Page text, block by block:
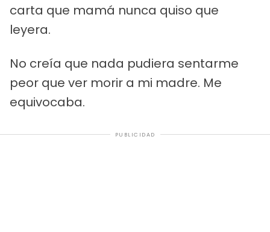
carta que mamá nunca quiso que
leyera.
No creía que nada pudiera sentarme
peor que ver morir a mi madre. Me
equivocaba.
PUBLICIDAD